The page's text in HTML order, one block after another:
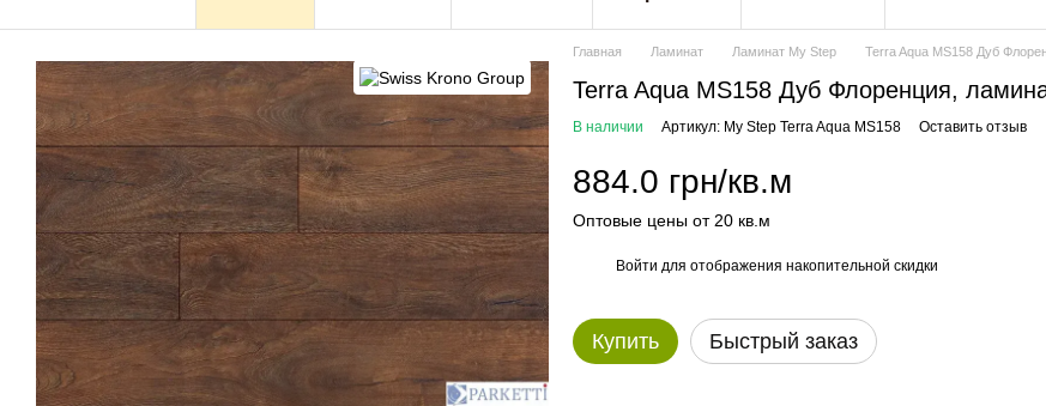
Главная Ламинат Ламинат My Step Terra Aqua MS158 Дуб
Terra Aqua MS158 Дуб Флоренция,
В наличии Артикул: My Step Terra Aqua MS158 Оставить отзыв
884.0 грн/кв.м
Оптовые цены от 20 кв.м
Войти для отображения накопительной скидки
Купить Быстрый заказ